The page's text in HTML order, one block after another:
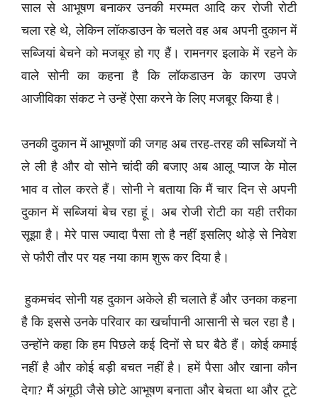
साल से आभूषण बनाकर उनकी मरम्मत आदि कर रोजी रोटी
चला रहे थे, लेकिन लॉकडाउन के चलते वह अब अपनी दुकान में
सब्जियां बेचने को मजबूर हो गए हैं। रामनगर इलाके में रहने के
वाले सोनी का कहना है कि लॉकडाउन के कारण उपजे
आजीविका संकट ने उन्हें ऐसा करने के लिए मजबूर किया है।
उनकी दुकान में आभूषणों की जगह अब तरह-तरह की सब्जियों ने
ले ली है और वो सोने चांदी की बजाए अब आलू प्याज के मोल
भाव व तोल करते हैं। सोनी ने बताया कि मैं चार दिन से अपनी
दुकान में सब्जियां बेच रहा हूं। अब रोजी रोटी का यही तरीका
सूझा है। मेरे पास ज्यादा पैसा तो है नहीं इसलिए थोड़े से निवेश
से फौरी तौर पर यह नया काम शुरू कर दिया है।
हुकमचंद सोनी यह दुकान अकेले ही चलाते हैं और उनका कहना
है कि इससे उनके परिवार का खर्चापानी आसानी से चल रहा है।
उन्होंने कहा कि हम पिछले कई दिनों से घर बैठे हैं। कोई कमाई
नहीं है और कोई बड़ी बचत नहीं है। हमें पैसा और खाना कौन
देगा? मैं अंगूठी जैसे छोटे आभूषण बनाता और बेचता था और टूटे